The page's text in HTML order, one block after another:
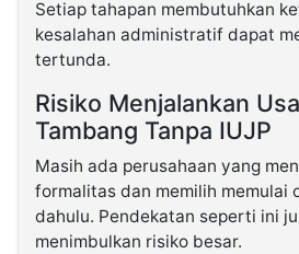
Setiap tahapan membutuhkan
kesalahan administratif dapat
tertunda.
Risiko Menjalankan
Tambang Tanpa IUJP
Masih ada perusahaan yang
formalitas dan memilih memulai
dahulu. Pendekatan seperti ini
menimbulkan risiko besar.